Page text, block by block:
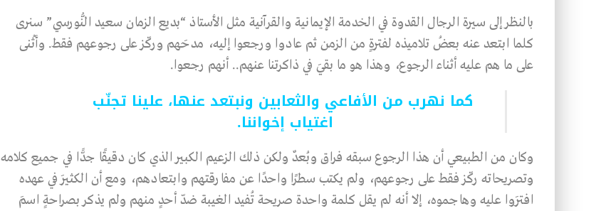
بالنظر إلى سيرة الرجال القدوة في الخدمة الإيمانية والقرآنية مثل الأستاذ “بديع الزمان سعيد النُّورسي” سنرى
كلما ابتعد عنه بعضُ تلاميذه لفترةٍ من الزمن ثم عادوا ورجعوا إليه، مدحَهم وركّز على رجوعهم فقط. وأثْنى
على ما هم عليه أثناء الرجوع، وهذا هو ما بقيَ في ذاكرتنا عنهم.. أنهم رجعوا.
كما نهرب من الأفاعي والثعابين ونبتعد عنها، علينا تجنّب
اغتياب إخواننا.
وكان من الطبيعي أن هذا الرجوع سبقه فراق وبُعدٌ ولكن ذلك الزعيم الكبير الذي كان دقيقًا جدًّا في جميع كلامه
وتصريحاته ركّز فقط على رجوعهم، ولم يكتب سطرًا واحدًا عن مفارقتهم وابتعادهم، ومع أن الكثيرَ في عهده
افترَوا عليه وهاجموه، إلا أنه لم يقل كلمة واحدة صريحة تُفيد الغيبة ضدّ أحدٍ منهم ولم يذكر بصراحةٍ اسمَ